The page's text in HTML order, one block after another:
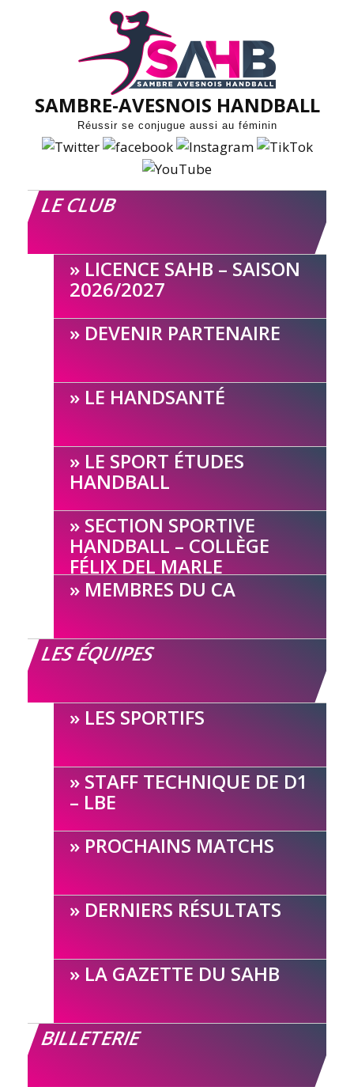
SAMBRE-AVESNOIS HANDBALL
Réussir se conjugue aussi au féminin
LE CLUB
LICENCE SAHB – SAISON
2026/2027
DEVENIR PARTENAIRE
LE HANDSANTÉ
LE SPORT ÉTUDES
HANDBALL
SECTION SPORTIVE
HANDBALL – COLLÈGE
FÉLIX DEL MARLE
MEMBRES DU CA
LES ÉQUIPES
LES SPORTIFS
STAFF TECHNIQUE DE D1
– LBE
PROCHAINS MATCHS
DERNIERS RÉSULTATS
LA GAZETTE DU SAHB
BILLETERIE